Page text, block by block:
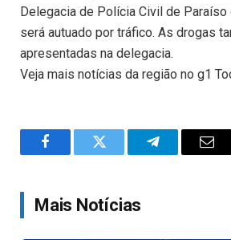
Delegacia de Polícia Civil de Paraíso
será autuado por tráfico. As drogas
apresentadas na delegacia.
Veja mais notícias da região no g1
FacebookTwitter Telegram
Mais Notícias